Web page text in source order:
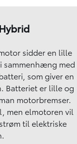
sidder en lille
sammenhæng med
som giver en
Batteriet er lille og
motorbremser.
men elmotoren vil
til elektriske